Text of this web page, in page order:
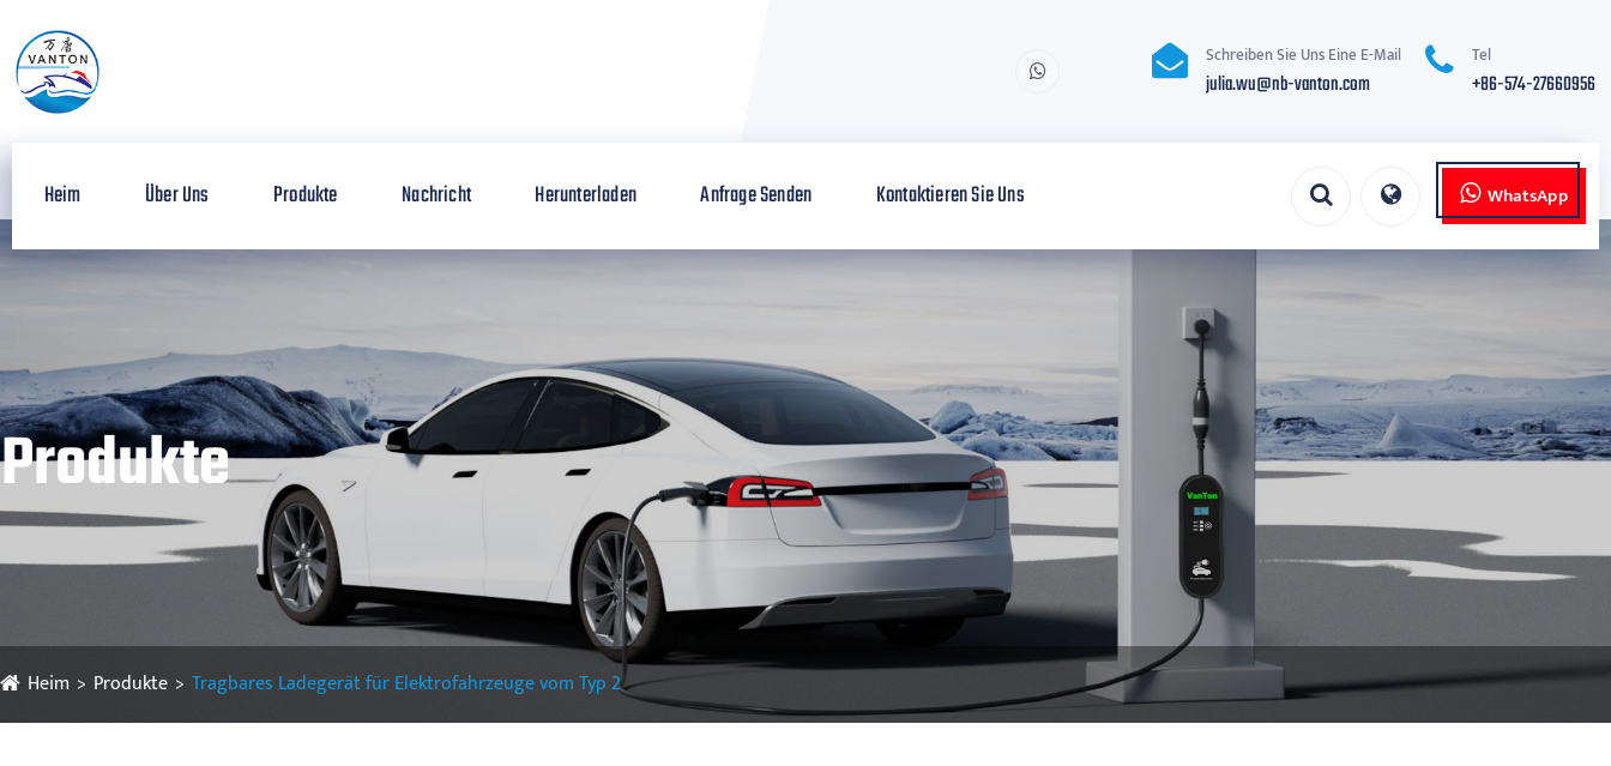
Schreiben Sie Uns Eine E-Mail
julia.wu@nb-vanton.com
Tel
+86-574-27660956
Heim Über Uns Produkte Nachricht Herunterladen Anfrage Senden Kontaktieren Sie Uns WhatsApp
Produkte
Heim Produkte Tragbares Ladegerät für Elektrofahrzeuge vom Typ 2